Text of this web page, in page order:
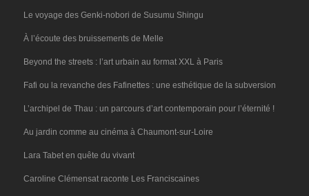
Le voyage des Genki-nobori de Susumu Shingu
À l’écoute des bruissements de Melle
Beyond the streets : l’art urbain au format XXL à Paris
Fafi ou la revanche des Fafinettes : une esthétique de la subversion
L’archipel de Thau : un parcours d’art contemporain pour l’éternité !
Au jardin comme au cinéma à Chaumont-sur-Loire
Lara Tabet en quête du vivant
Caroline Clémensat raconte Les Franciscaines